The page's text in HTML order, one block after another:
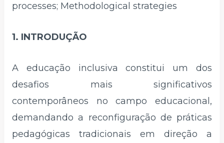
processes; Methodological strategies
1. INTRODUÇÃO
A educação inclusiva constitui um dos
desafios mais significativos
contemporâneos no campo educacional,
demandando a reconfiguração de práticas
pedagógicas tradicionais em direção a